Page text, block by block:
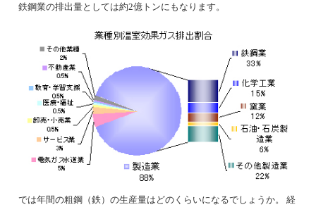
鉄鋼業の排出量としては約2億トンにもなります。
では年間の粗鋼（鉄）の生産量はどのくらいになるでしょうか。 経